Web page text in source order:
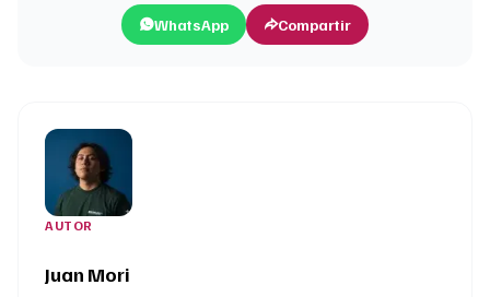
WhatsApp Compartir
AUTOR
Juan Mori